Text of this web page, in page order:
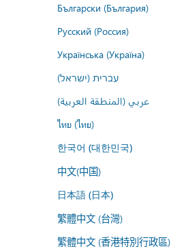
Български (България)
Русский (Россия)
Українська (Україна)
עברית (ישראל)
عربي (المنطقة العربية)
ไทย (ไทย)
한국어 (대한민국)
中文(中国)
日本語 (日本)
繁體中文 (台灣)
繁體中文 (香港特別行政區)